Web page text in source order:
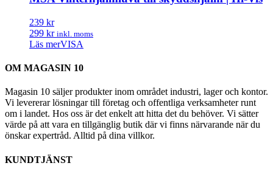
239 kr
299 kr inkl. moms
Läs merVISA
OM MAGASIN 10
Magasin 10 säljer produkter inom området industri, lager och kontor.
Vi levererar lösningar till företag och offentliga verksamheter runt
om i landet. Hos oss är det enkelt att hitta det du behöver. Vi sätter
värde på att vara en tillgänglig butik där vi finns närvarande när du
önskar expertråd. Alltid på dina villkor.
KUNDTJÄNST